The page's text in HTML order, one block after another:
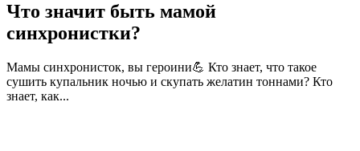
Что значит быть мамой
синхронистки?
Мамы синхронисток, вы героини💪 Кто знает, что такое
сушить купальник ночью и скупать желатин тоннами? Кто
знает, как...